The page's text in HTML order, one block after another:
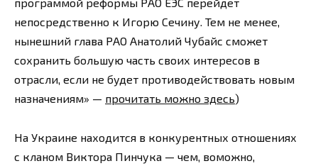
программой реформы РАО ЕЭС перейдет
непосредственно к Игорю Сечину. Тем не менее,
нынешний глава РАО Анатолий Чубайс сможет
сохранить большую часть своих интересов в
отрасли, если не будет противодействовать новым
назначениям» — прочитать можно здесь)
На Украине находится в конкурентных отношениях
с кланом Виктора Пинчука — чем, воможно,